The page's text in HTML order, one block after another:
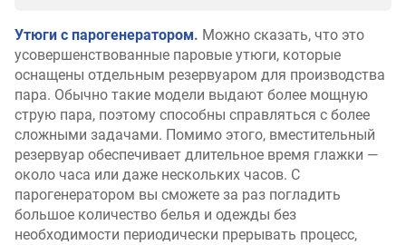
Утюги с парогенератором. Можно сказать, что это
усовершенствованные паровые утюги, которые
оснащены отдельным резервуаром для производства
пара. Обычно такие модели выдают более мощную
струю пара, поэтому способны справляться с более
сложными задачами. Помимо этого, вместительный
резервуар обеспечивает длительное время глажки —
около часа или даже нескольких часов. С
парогенератором вы сможете за раз погладить
большое количество белья и одежды без
необходимости периодически прерывать процесс,